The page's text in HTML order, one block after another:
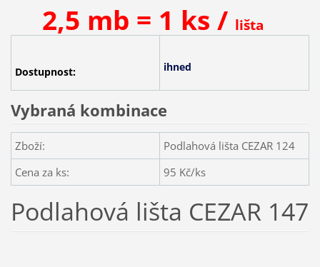
2,5 mb = 1 ks / lišta
Dostupnost: ihned
Vybraná kombinace
Zboží:
Podlahová lišta CEZAR 124
Cena za ks:
95 Kč/ks
Podlahová lišta CEZAR 147